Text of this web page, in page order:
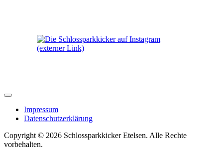
Impressum
Datenschutzerklärung
Copyright © 2026 Schlossparkkicker Etelsen. Alle Rechte
vorbehalten.